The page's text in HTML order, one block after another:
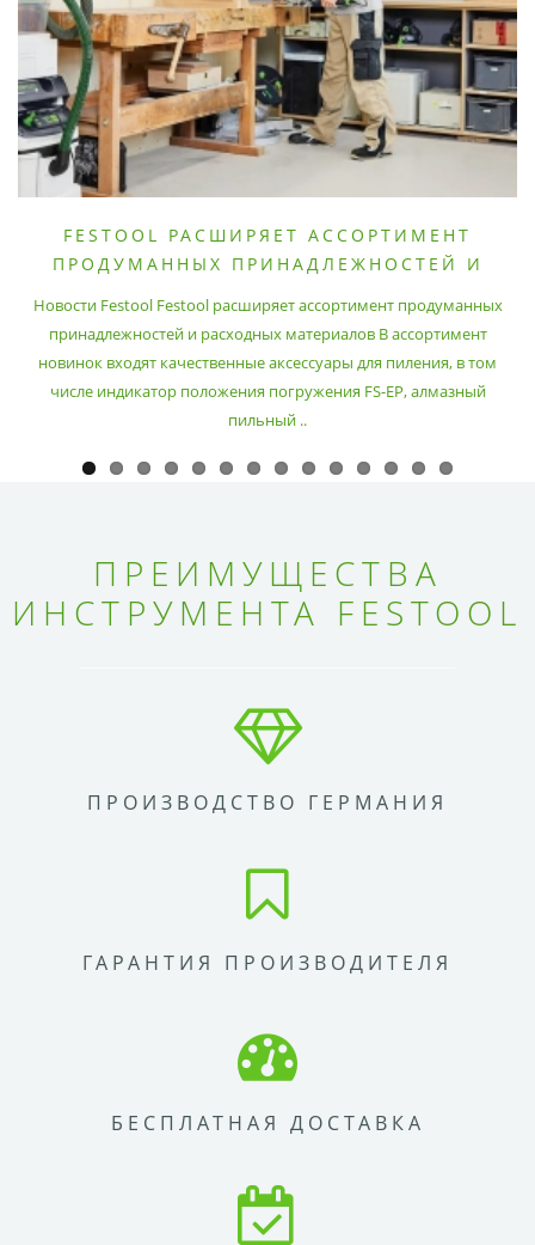
FESTOOL РАСШИРЯЕТ АССОРТИМЕНТ
ПРОДУМАННЫХ ПРИНАДЛЕЖНОСТЕЙ И
Новости Festool Festool расширяет ассортимент продуманных
принадлежностей и расходных материалов В ассортимент
новинок входят качественные аксессуары для пиления, в том
числе индикатор положения погружения FS-EP, алмазный
пильный ..
ПРЕИМУЩЕСТВА
ИНСТРУМЕНТА FESTOOL
ПРОИЗВОДСТВО ГЕРМАНИЯ
ГАРАНТИЯ ПРОИЗВОДИТЕЛЯ
БЕСПЛАТНАЯ ДОСТАВКА